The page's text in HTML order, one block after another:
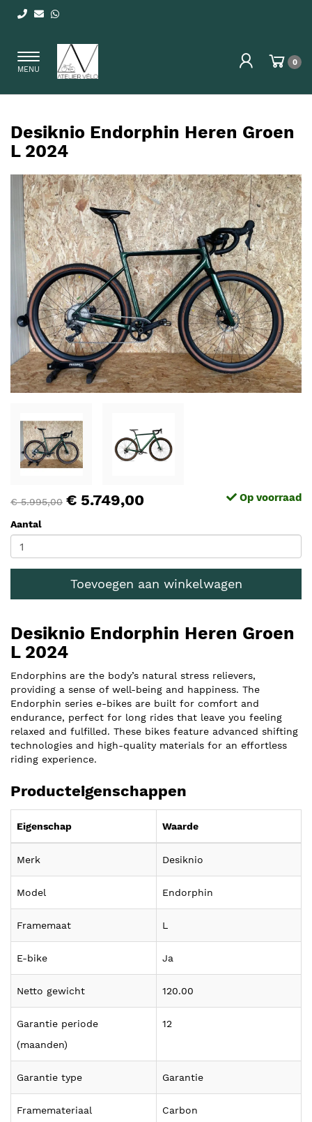
Toggle
navigation
MENU
0
Desiknio Endorphin Heren Groen
L 2024
€ 5.995,00 € 5.749,00 Op voorraad
Aantal
Toevoegen aan winkelwagen
Desiknio Endorphin Heren Groen
L 2024
Endorphins are the body’s natural stress relievers,
providing a sense of well-being and happiness. The
Endorphin series e-bikes are built for comfort and
endurance, perfect for long rides that leave you feeling
relaxed and fulfilled. These bikes feature advanced shifting
technologies and high-quality materials for an effortless
riding experience.
Producteigenschappen
Eigenschap Waarde
Merk Desiknio
Model Endorphin
Framemaat L
E-bike Ja
Netto gewicht 120.00
Garantie periode
(maanden)
12
Garantie type Garantie
Framemateriaal Carbon